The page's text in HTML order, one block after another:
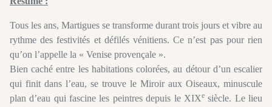
Tous les ans, Martigues se transforme durant trois jours et vibre au
rythme des festivités et défilés vénitiens. Ce n’est pas pour rien
qu’on l’appelle la « Venise provençale ».
Bien caché entre les habitations colorées, au détour d’un escalier
qui finit dans l’eau, se trouve le Miroir aux Oiseaux, minuscule
plan d’eau qui fascine les peintres depuis le XIXesiècle. Le lieu